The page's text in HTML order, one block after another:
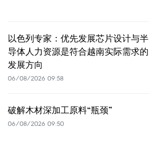
以色列专家：优先发展芯片设计与半
导体人力资源是符合越南实际需求的
发展方向
06/08/2026 09:58
破解木材深加工原料“瓶颈”
06/08/2026 09:50